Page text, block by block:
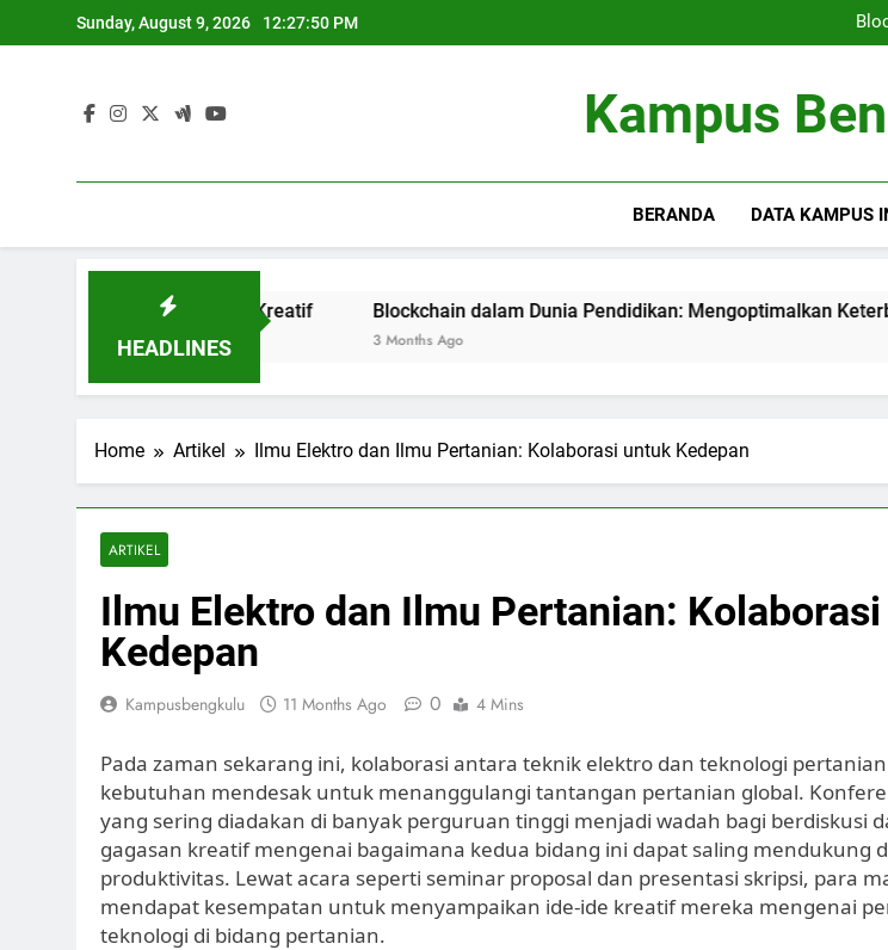
to
Sunday, August 9, 2026 12:27:51 PM
Kampus
BERANDA DATA KAMPUS
HEADLINES
Terbuka dan Kreatif Blockchain dalam Dunia Pendidikan: Mengoptimalkan Keterbukaan
Home Artikel Ilmu Elektro dan Ilmu Pertanian: Kolaborasi untuk Kedepan
ARTIKEL
Ilmu Elektro dan Ilmu Pertanian:
Kedepan
Kampusbengkulu 11 Months Ago 0 4 Mins
Pada zaman sekarang ini, kolaborasi antara teknik elektro dan teknologi
kebutuhan mendesak untuk menanggulangi tantangan pertanian global.
yang sering diadakan di banyak perguruan tinggi menjadi wadah bagi berdiskusi
gagasan kreatif mengenai bagaimana kedua bidang ini dapat saling mendukung
produktivitas. Lewat acara seperti seminar proposal dan presentasi skripsi, para
mendapat kesempatan untuk menyampaikan ide-ide kreatif mereka mengenai
teknologi di bidang pertanian.